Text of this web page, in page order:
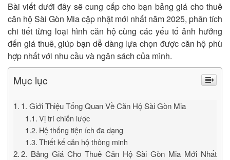
Bài viết dưới đây sẽ cung cấp cho bạn bảng giá cho thuê
căn hộ Sài Gòn Mia cập nhật mới nhất năm 2025, phân tích
chi tiết từng loại hình căn hộ cùng các yếu tố ảnh hưởng
đến giá thuê, giúp bạn dễ dàng lựa chọn được căn hộ phù
hợp nhất với nhu cầu và ngân sách của mình.
Mục lục
1. Giới Thiệu Tổng Quan Về Căn Hộ Sài Gòn Mia
Vị trí chiến lược
Hệ thống tiện ích đa dạng
Thiết kế căn hộ thông minh
2. Bảng Giá Cho Thuê Căn Hộ Sài Gòn Mia Mới Nhất